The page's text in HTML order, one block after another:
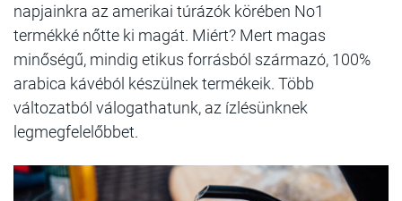
napjainkra az amerikai túrázók körében No1
termékké nőtte ki magát. Miért? Mert magas
minőségű, mindig etikus forrásból származó, 100%
arabica kávéból készülnek termékeik. Több
változatból válogathatunk, az ízlésünknek
legmegfelelőbbet.